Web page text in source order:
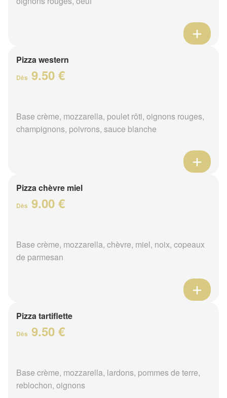
Pizza western
Dès 9.50 €
Base crème, mozzarella, poulet rôti, oignons rouges,
champignons, poivrons, sauce blanche
Pizza chèvre miel
Dès 9.00 €
Base crème, mozzarella, chèvre, miel, noix, copeaux
de parmesan
Pizza tartiflette
Dès 9.50 €
Base crème, mozzarella, lardons, pommes de terre,
reblochon, oignons